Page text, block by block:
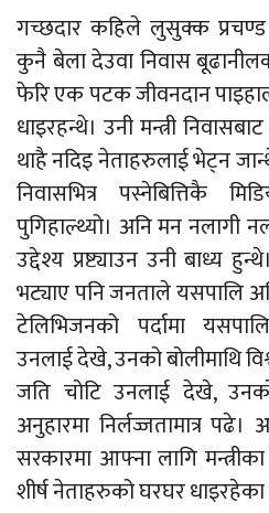
गच्छदार कहिले लुसुक्क प्रचण्ड
कुनै बेला देउवा निवास
फेरि एक पटक जीवनदान
धाइरहन्थे। उनी मन्त्री
थाहै नदिइ नेताहरुलाई भेट्न
निवासभित्र पस्नेबित्तिकै
पुगिहाल्थ्यो। अनि मन नलागी
उद्देश्य प्रष्ट्याउन उनी बाध्य
भट्याए पनि जनताले यसपालि
टेलिभिजनको पर्दामा
उनलाई देखे, उनको बोलीमाथि
जति चोटि उनलाई देखे,
अनुहारमा निर्लज्जतामात्र
सरकारमा आफ्ना लागि
शीर्ष नेताहरुको घरघर